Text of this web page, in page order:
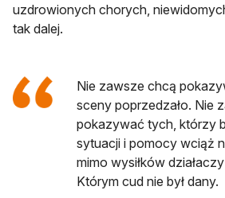
uzdrowionych chorych,
tak dalej.
Nie zawsze chcą
sceny poprzedzało. Nie
pokazywać tych, którzy
sytuacji i pomocy wciąż
mimo wysiłków
Którym cud nie był dany.